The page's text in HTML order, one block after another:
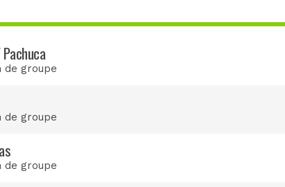
de groupe
de groupe
de groupe